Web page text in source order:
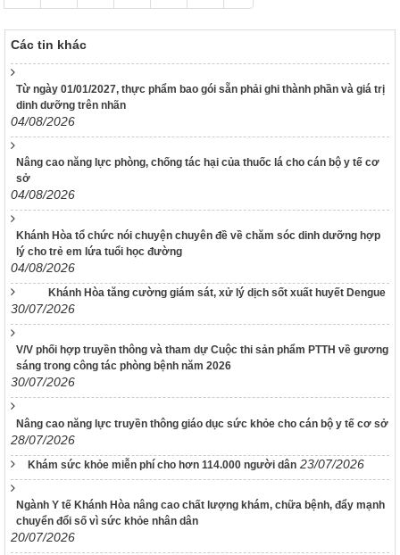
Các tin khác
Từ ngày 01/01/2027, thực phẩm bao gói sẵn phải ghi thành phần và giá trị
dinh dưỡng trên nhãn
04/08/2026
Nâng cao năng lực phòng, chống tác hại của thuốc lá cho cán bộ y tế cơ
sở
04/08/2026
Khánh Hòa tổ chức nói chuyện chuyên đề về chăm sóc dinh dưỡng hợp
lý cho trẻ em lứa tuổi học đường
04/08/2026
Khánh Hòa tăng cường giám sát, xử lý dịch sốt xuất huyết Dengue
30/07/2026
V/V phối hợp truyền thông và tham dự Cuộc thi sản phẩm PTTH về gương
sáng trong công tác phòng bệnh năm 2026
30/07/2026
Nâng cao năng lực truyền thông giáo dục sức khỏe cho cán bộ y tế cơ sở
28/07/2026
Khám sức khỏe miễn phí cho hơn 114.000 người dân 23/07/2026
Ngành Y tế Khánh Hòa nâng cao chất lượng khám, chữa bệnh, đẩy mạnh
chuyển đổi số vì sức khỏe nhân dân
20/07/2026
V/v định hướng công tác tuyên truyền, đấu tranh phản bác về
nhân quyền tháng 01/2026
38/TB-UBND
Kết luận của UBND tỉnh Nguyễn Tấn Tuân kiêm Trưởng Ban
Chỉ đạo phòng, chống dịch Covid-19 tỉnh Khánh Hòa tại cuộc
họp Ban Chỉ đạo phòng, chống dịch Covid-19 ngày
25/01/2022
48/TB-UBND
Kết luận của Phó Chủ tịch UBND tỉnh Đinh Văn Thiệu kiêm
Phó Trưởng Ban chỉ đạo phòng, chống dịch Covid-19 tỉnh
Khánh Hòa tại cuộc họp Ban Chỉ đạo phòng, chống dịch
Covid-19 ngày 11/02/2022
38/TB-UBND
Kết luận của Chủ tịch UBND tỉnh Nguyễn Tấn Tuân kiêm
Trưởng Ban chỉ đạo phòng, chống dịch Covid-19 tỉnh Khánh
Hòa tại cuộc họp Ban chỉ đạo phòng, chống dịch Covid-19
ngày 25/01/2022
3639/QĐ-BYT
quy trình kỹ thuật về Huyết học” – Tập 1
Quyết định Về việc ban hành tài liệu chuyên môn “Hướng dẫn
quy trình kỹ thuật về tạo máu và lympho - Tập 2.1”
3632/QĐ-BYT
Quyết định Về việc ban hành tài liệu chuyên môn “Hướng dẫn
quy trình kỹ thuật về tạo máu và lympho - Tập 1.1”